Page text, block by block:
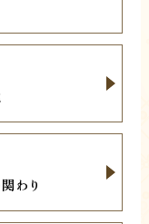
わり